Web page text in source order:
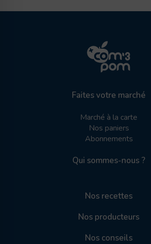
Faites votre marché
Marché à la carte
Nos paniers
Abonnements
Qui sommes-nous ?
Nos recettes
Nos producteurs
Nos conseils